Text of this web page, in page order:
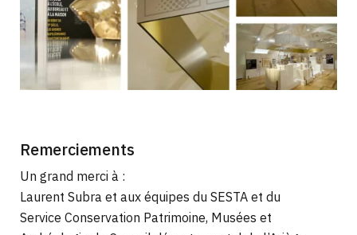
Remerciements
Un grand merci à :
Laurent Subra et aux équipes du SESTA et du
Service Conservation Patrimoine, Musées et